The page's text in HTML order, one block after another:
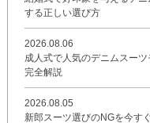
する正しい選び方
2026.08.06
成人式で人気のデニムスー
完全解説
2026.08.05
新郎スーツ選びのNGを今す